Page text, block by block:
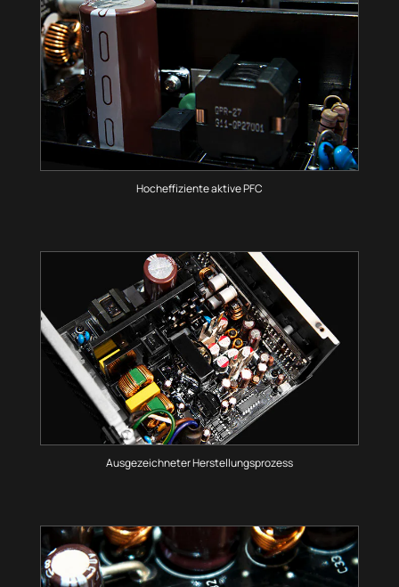
Hocheffiziente aktive PFC
Ausgezeichneter Herstellungsprozess